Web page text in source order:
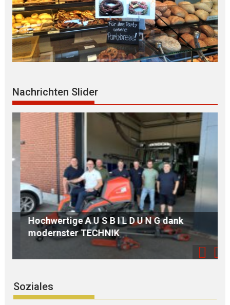
Nachrichten Slider
Hochwertige A U S B I L D U N G dank
modernster TECHNIK
N
Soziales